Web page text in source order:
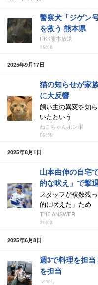
警察犬「ジゲン
を救う 熊本県
RKK熊本放送
19:06
2025年9月17日
猫の知らせが家
に大反響
飼い主の異変を知
いたという
ねこちゃんホンポ
09:50
2025年8月1日
山本由伸の自宅
的な吠え」で撃
スタッフが複数残
的に吠えた」ため
THE ANSWER
20:03
2025年6月8日
週3で料理を担
を担当
ママリ